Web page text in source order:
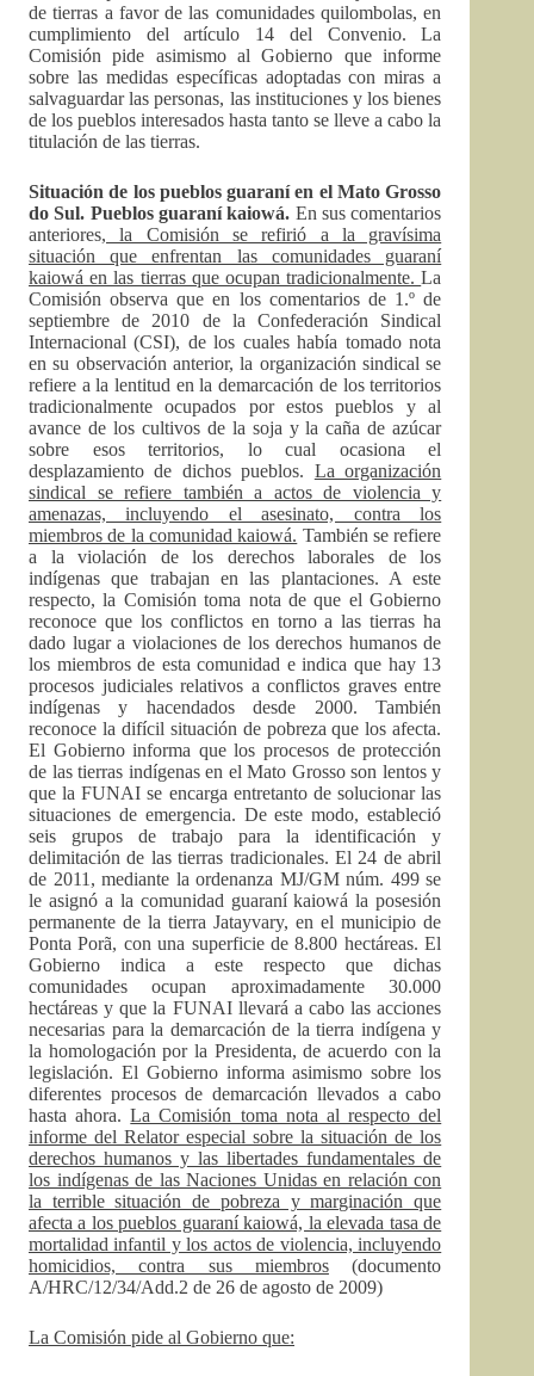
de tierras a favor de las comunidades quilombolas, en
cumplimiento del artículo 14 del Convenio. La
Comisión pide asimismo al Gobierno que informe
sobre las medidas específicas adoptadas con miras a
salvaguardar las personas, las instituciones y los bienes
de los pueblos interesados hasta tanto se lleve a cabo la
titulación de las tierras.
Situación de los pueblos guaraní en el Mato Grosso
do Sul. Pueblos guaraní kaiowá. En sus comentarios
anteriores, la Comisión se refirió a la gravísima
situación que enfrentan las comunidades guaraní
kaiowá en las tierras que ocupan tradicionalmente.La
Comisión observa que en los comentarios de 1.º de
septiembre de 2010 de la Confederación Sindical
Internacional (CSI), de los cuales había tomado nota
en su observación anterior, la organización sindical se
refiere a la lentitud en la demarcación de los territorios
tradicionalmente ocupados por estos pueblos y al
avance de los cultivos de la soja y la caña de azúcar
sobre esos territorios, lo cual ocasiona el
desplazamiento de dichos pueblos. La organización
sindical se refiere también a actos de violencia y
amenazas, incluyendo el asesinato, contra los
miembros de la comunidad kaiowá. También se refiere
a la violación de los derechos laborales de los
indígenas que trabajan en las plantaciones. A este
respecto, la Comisión toma nota de que el Gobierno
reconoce que los conflictos en torno a las tierras ha
dado lugar a violaciones de los derechos humanos de
los miembros de esta comunidad e indica que hay 13
procesos judiciales relativos a conflictos graves entre
indígenas y hacendados desde 2000. También
reconoce la difícil situación de pobreza que los afecta.
El Gobierno informa que los procesos de protección
de las tierras indígenas en el Mato Grosso son lentos y
que la FUNAI se encarga entretanto de solucionar las
situaciones de emergencia. De este modo, estableció
seis grupos de trabajo para la identificación y
delimitación de las tierras tradicionales. El 24 de abril
de 2011, mediante la ordenanza MJ/GM núm. 499 se
le asignó a la comunidad guaraní kaiowá la posesión
permanente de la tierra Jatayvary, en el municipio de
Ponta Porã, con una superficie de 8.800 hectáreas. El
Gobierno indica a este respecto que dichas
comunidades ocupan aproximadamente 30.000
hectáreas y que la FUNAI llevará a cabo las acciones
necesarias para la demarcación de la tierra indígena y
la homologación por la Presidenta, de acuerdo con la
legislación. El Gobierno informa asimismo sobre los
diferentes procesos de demarcación llevados a cabo
hasta ahora.La Comisión toma nota al respecto del
informe del Relator especial sobre la situación de los
derechos humanos y las libertades fundamentales de
los indígenas de las Naciones Unidas en relación con
la terrible situación de pobreza y marginación que
afecta a los pueblos guaraní kaiowá, la elevada tasa de
mortalidad infantil y los actos de violencia, incluyendo
homicidios, contra sus miembros(documento
A/HRC/12/34/Add.2 de 26 de agosto de 2009)
La Comisión pide al Gobierno que: